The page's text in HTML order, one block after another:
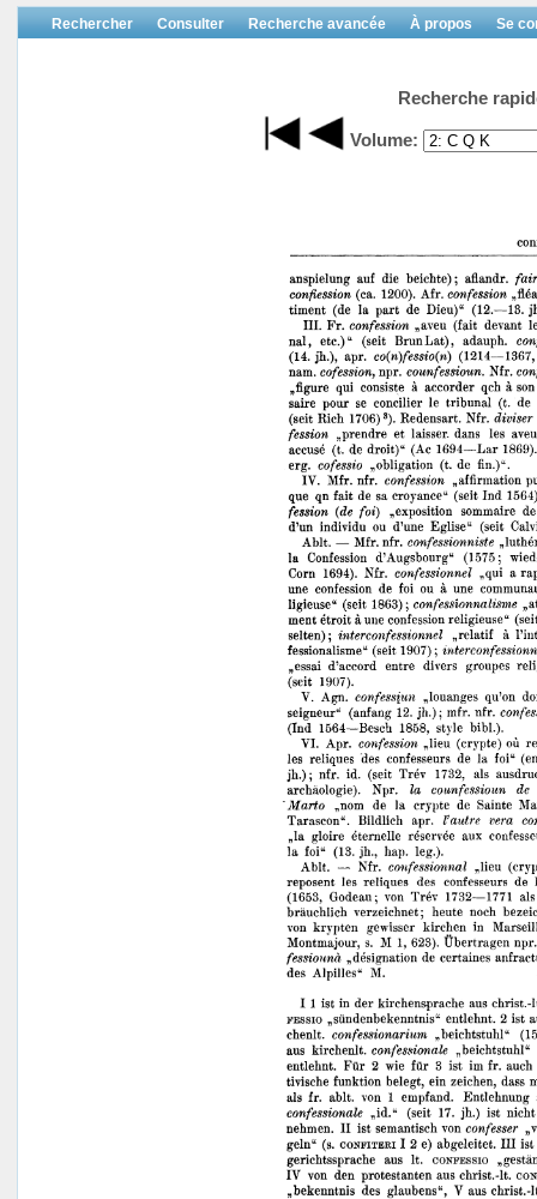
Rechercher Consulter Recherche avancée À propos Se
Recherche
Volume: